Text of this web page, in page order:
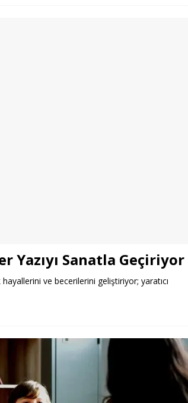
Yazıyı Sanatla Geçiriyor
ve becerilerini geliştiriyor; yaratıcı